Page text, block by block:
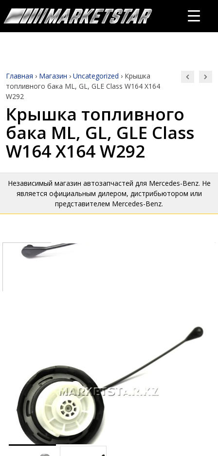
Главная › Магазин › Uncategorized › Крышка
топливного бака ML, GL, GLE Class W164 X164
W292
Крышка топливного
бака ML, GL, GLE Class
W164 X164 W292
Независимый магазин автозапчастей для Mercedes-Benz. Не
является официальным дилером, дистрибьютором или
представителем Mercedes-Benz.